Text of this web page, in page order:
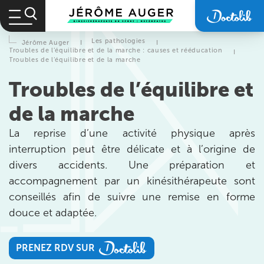
Jérôme Auger I Les pathologies
I
Troubles de l’équilibre et de la marche : causes et rééducation
I
Troubles de l’équilibre et de la marche
Troubles de l’équilibre et
de la marche
La reprise d’une activité physique après
interruption peut être délicate et à l’origine de
divers accidents. Une préparation et
accompagnement par un kinésithérapeute sont
conseillés afin de suivre une remise en forme
douce et adaptée.
PRENEZ RDV SUR
PRENEZ RDV SUR